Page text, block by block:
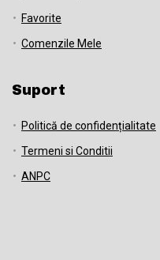
Favorite
Comenzile Mele
Suport
Politică de confidențialitate
Termeni si Conditii
ANPC